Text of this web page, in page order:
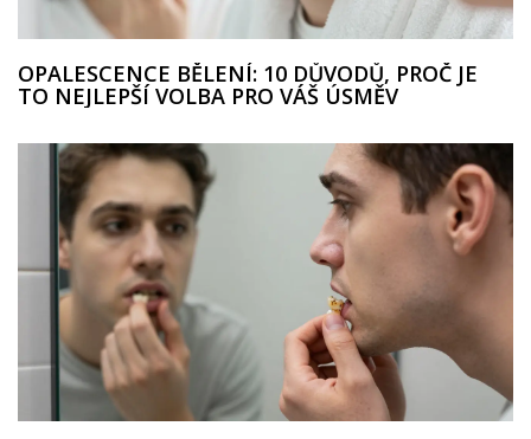
OPALESCENCE BĚLENÍ: 10 DŮVODŮ, PROČ JE
TO NEJLEPŠÍ VOLBA PRO VÁŠ ÚSMĚV